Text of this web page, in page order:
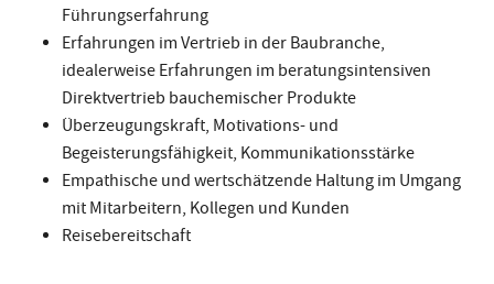
Führungserfahrung
Erfahrungen im Vertrieb in der Baubranche,
idealerweise Erfahrungen im beratungsintensiven
Direktvertrieb bauchemischer Produkte
Überzeugungskraft, Motivations- und
Begeisterungsfähigkeit, Kommunikationsstärke
Empathische und wertschätzende Haltung im Umgang
mit Mitarbeitern, Kollegen und Kunden
Reisebereitschaft